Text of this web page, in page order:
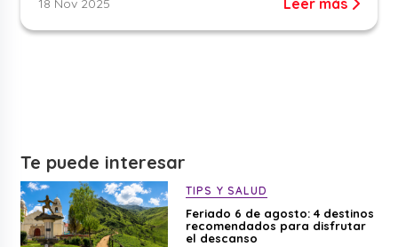
18 Nov 2025
Te puede interesar
TIPS Y SALUD
Feriado 6 de agosto: 4 destinos
recomendados para disfrutar
el descanso